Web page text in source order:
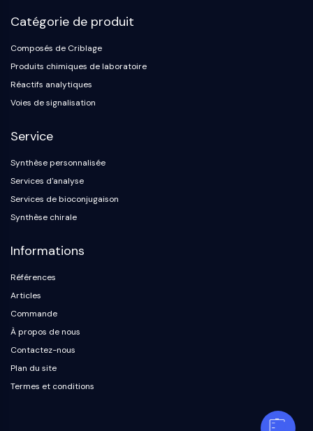
Catégorie de produit
Composés de Criblage
Produits chimiques de laboratoire
Réactifs analytiques
Voies de signalisation
Service
Synthèse personnalisée
Services d'analyse
Services de bioconjugaison
Synthèse chirale
Informations
Références
Articles
Commande
À propos de nous
Contactez-nous
Plan du site
Termes et conditions